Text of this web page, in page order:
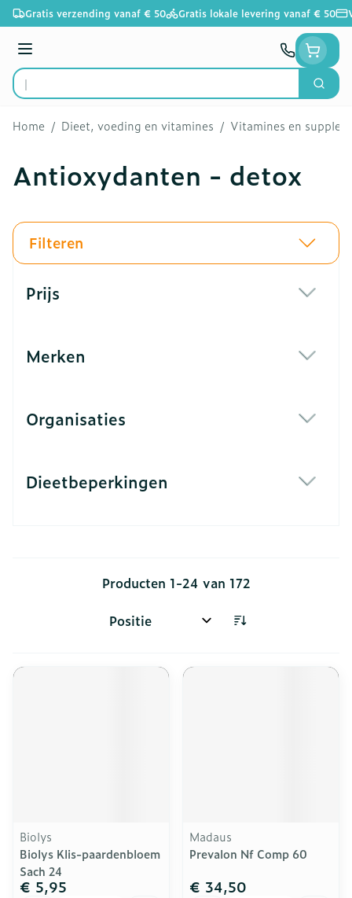
Ga naar de inhoud
Gratis verzending vanaf € 50 Gratis lokale levering vanaf € 50
Menu
Product, merk, categorie...
Zoek
Home / Dieet, voeding en vitamines / Vitamines en
Antioxydanten - detox
Filteren
Prijs
Merken
Organisaties
Dieetbeperkingen
Producten 1-24 van 172
Sorteer op:
Biolys
Biolys Klis-paardenbloem
Sach 24
€ 5,95
Madaus
Prevalon Nf Comp 60
€ 34,50